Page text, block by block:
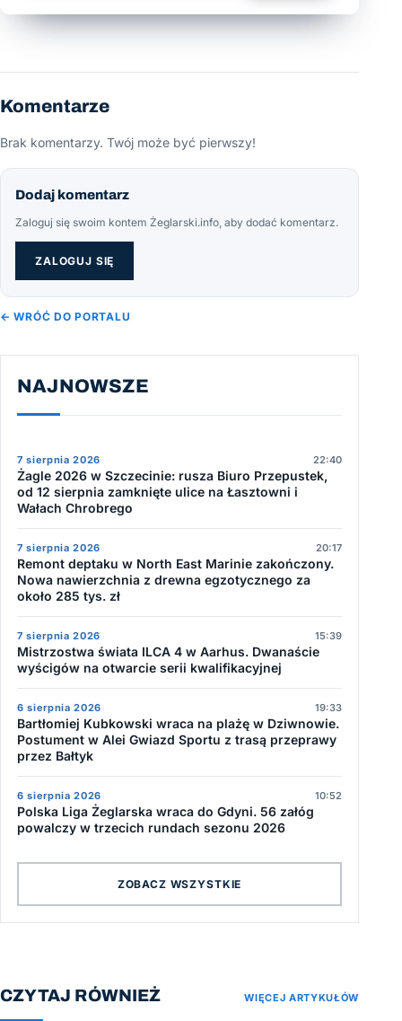
Komentarze
Brak komentarzy. Twój może być pierwszy!
Dodaj komentarz
Zaloguj się swoim kontem Żeglarski.info, aby dodać komentarz.
ZALOGUJ SIĘ
← WRÓĆ DO PORTALU
NAJNOWSZE
7 sierpnia 2026 22:40
Żagle 2026 w Szczecinie: rusza Biuro Przepustek,
od 12 sierpnia zamknięte ulice na Łasztowni i
Wałach Chrobrego
7 sierpnia 2026 20:17
Remont deptaku w North East Marinie zakończony.
Nowa nawierzchnia z drewna egzotycznego za
około 285 tys. zł
7 sierpnia 2026 15:39
Mistrzostwa świata ILCA 4 w Aarhus. Dwanaście
wyścigów na otwarcie serii kwalifikacyjnej
6 sierpnia 2026 19:33
Bartłomiej Kubkowski wraca na plażę w Dziwnowie.
Postument w Alei Gwiazd Sportu z trasą przeprawy
przez Bałtyk
6 sierpnia 2026 10:52
Polska Liga Żeglarska wraca do Gdyni. 56 załóg
powalczy w trzecich rundach sezonu 2026
ZOBACZ WSZYSTKIE
CZYTAJ RÓWNIEŻ WIĘCEJ ARTYKUŁÓW